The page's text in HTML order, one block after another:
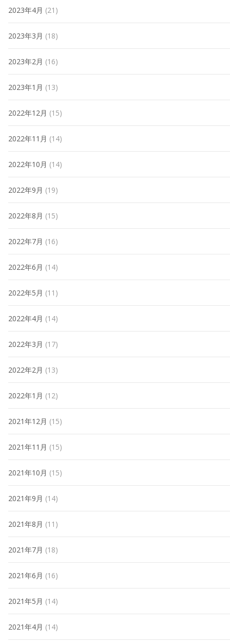
2023年4月 (21)
2023年3月 (18)
2023年2月 (16)
2023年1月 (13)
2022年12月 (15)
2022年11月 (14)
2022年10月 (14)
2022年9月 (19)
2022年8月 (15)
2022年7月 (16)
2022年6月 (14)
2022年5月 (11)
2022年4月 (14)
2022年3月 (17)
2022年2月 (13)
2022年1月 (12)
2021年12月 (15)
2021年11月 (15)
2021年10月 (15)
2021年9月 (14)
2021年8月 (11)
2021年7月 (18)
2021年6月 (16)
2021年5月 (14)
2021年4月 (14)